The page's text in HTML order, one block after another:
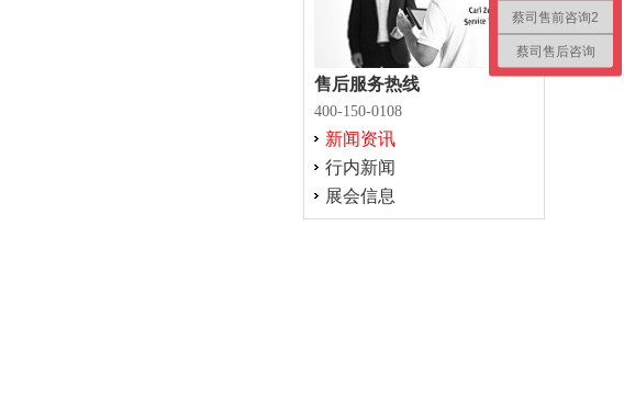
售后服务热线
400-150-0108
新闻资讯
行内新闻
展会信息
蔡司售前咨询2
蔡司售后咨询